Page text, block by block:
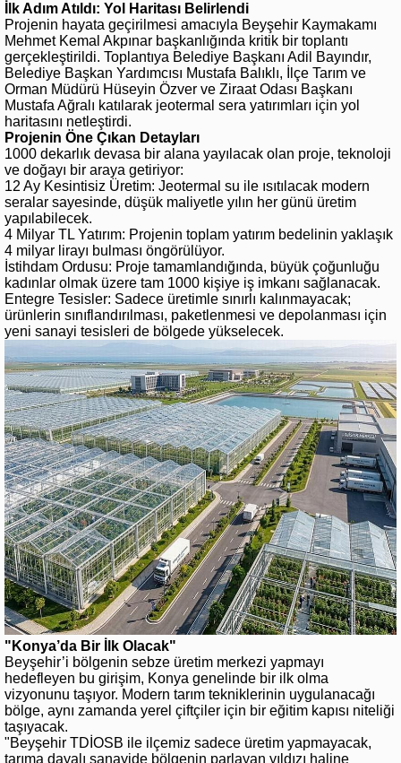
İlk Adım Atıldı: Yol Haritası Belirlendi
Projenin hayata geçirilmesi amacıyla Beyşehir Kaymakamı
Mehmet Kemal Akpınar başkanlığında kritik bir toplantı
gerçekleştirildi. Toplantıya Belediye Başkanı Adil Bayındır,
Belediye Başkan Yardımcısı Mustafa Balıklı, İlçe Tarım ve
Orman Müdürü Hüseyin Özver ve Ziraat Odası Başkanı
Mustafa Ağralı katılarak jeotermal sera yatırımları için yol
haritasını netleştirdi.
Projenin Öne Çıkan Detayları
1000 dekarlık devasa bir alana yayılacak olan proje, teknoloji
ve doğayı bir araya getiriyor:
12 Ay Kesintisiz Üretim: Jeotermal su ile ısıtılacak modern
seralar sayesinde, düşük maliyetle yılın her günü üretim
yapılabilecek.
4 Milyar TL Yatırım: Projenin toplam yatırım bedelinin yaklaşık
4 milyar lirayı bulması öngörülüyor.
İstihdam Ordusu: Proje tamamlandığında, büyük çoğunluğu
kadınlar olmak üzere tam 1000 kişiye iş imkanı sağlanacak.
Entegre Tesisler: Sadece üretimle sınırlı kalınmayacak;
ürünlerin sınıflandırılması, paketlenmesi ve depolanması için
yeni sanayi tesisleri de bölgede yükselecek.
"Konya’da Bir İlk Olacak"
Beyşehir’i bölgenin sebze üretim merkezi yapmayı
hedefleyen bu girişim, Konya genelinde bir ilk olma
vizyonunu taşıyor. Modern tarım tekniklerinin uygulanacağı
bölge, aynı zamanda yerel çiftçiler için bir eğitim kapısı niteliği
taşıyacak.
"Beyşehir TDİOSB ile ilçemiz sadece üretim yapmayacak,
tarıma dayalı sanayide bölgenin parlayan yıldızı haline